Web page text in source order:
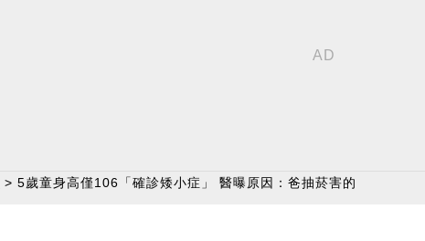
> 5歲童身高僅106「確診矮小症」 醫曝原因：爸抽菸害的